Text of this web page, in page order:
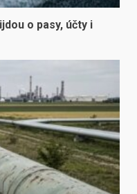
o pasy, účty i